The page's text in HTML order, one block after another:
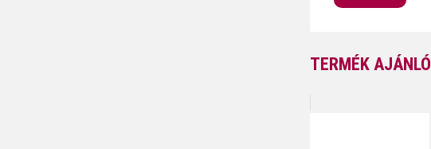
TERMÉK AJÁNLÓ